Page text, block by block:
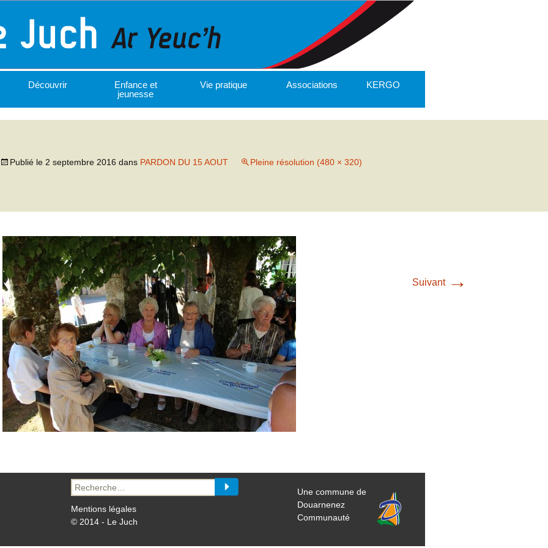
Découvrir
Enfance et
jeunesse
Vie pratique Associations KERGO
Publié le 2 septembre 2016 dans PARDON DU 15 AOUT Pleine résolution (480 × 320)
Suivant →
Recherche
pour :
Mentions légales
© 2014 - Le Juch
Une commune de
Douarnenez
Communauté